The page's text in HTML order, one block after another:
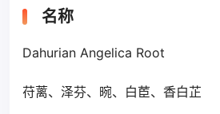
名称
Dahurian Angelica Root
苻蓠、泽芬、晼、白茞、香白芷